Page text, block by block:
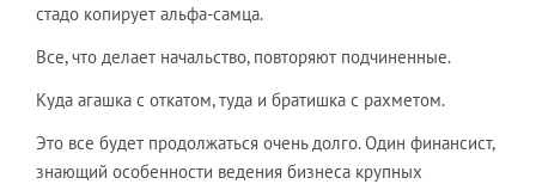
стадо копирует альфа-самца.
Все, что делает начальство, повторяют подчиненные.
Куда агашка с откатом, туда и братишка с рахметом.
Это все будет продолжаться очень долго. Один финансист,
знающий особенности ведения бизнеса крупных